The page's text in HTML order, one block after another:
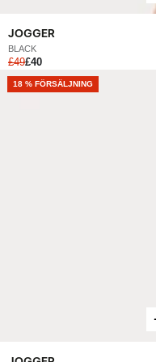
JOGGER
BLACK
£49£40
NEW
18 % FÖRSÄLJNING